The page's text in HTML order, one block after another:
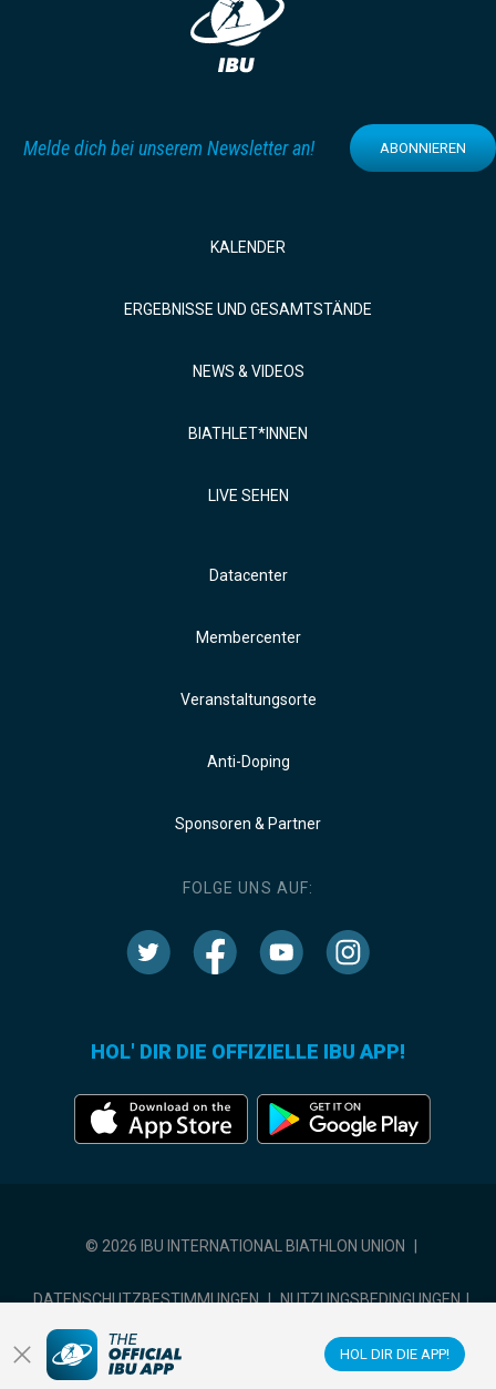
HOL DIR DIE APP!
Melde dich bei unserem Newsletter an! ABONNIEREN
KALENDER
ERGEBNISSE UND GESAMTSTÄNDE
NEWS & VIDEOS
BIATHLET*INNEN
LIVE SEHEN
Datacenter
Membercenter
Veranstaltungsorte
Anti-Doping
Sponsoren & Partner
FOLGE UNS AUF:
HOL' DIR DIE OFFIZIELLE IBU APP!
© 2026 IBU INTERNATIONAL BIATHLON UNION
DATENSCHUTZBESTIMMUNGEN | NUTZUNGSBEDINGUNGEN |
COOKIE-EINSTELLUNGEN